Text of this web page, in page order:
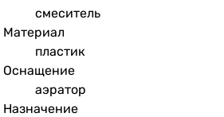
смеситель
Материал
пластик
Оснащение
аэратор
Назначение